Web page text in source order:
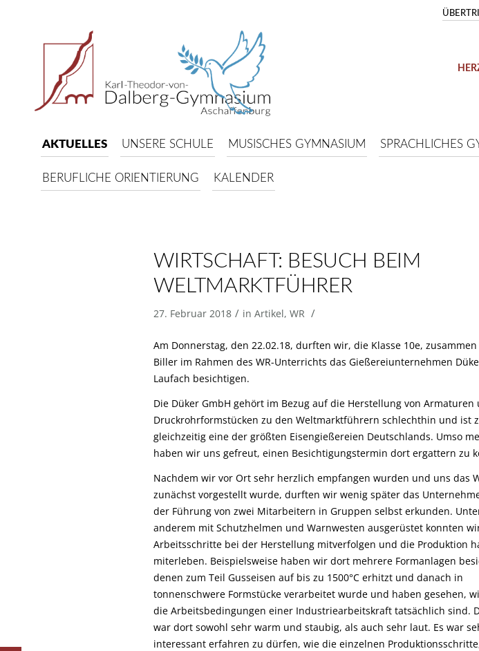
AKTUELLES UNSERE SCHULE MUSISCHES GYMNASIUM SPRACHLICHES
BERUFLICHE ORIENTIERUNG KALENDER
WIRTSCHAFT: BESUCH BEIM
WELTMARKTFÜHRER
27. Februar 2018 / in Artikel, WR /
Am Donnerstag, den 22.02.18, durften wir, die Klasse 10e,
Biller im Rahmen des WR-Unterrichts das Gießereiunternehmen
Laufach besichtigen.
Die Düker GmbH gehört im Bezug auf die Herstellung von Armaturen
Druckrohrformstücken zu den Weltmarktführern schlechthin und ist
gleichzeitig eine der größten Eisengießereien Deutschlands. Umso
haben wir uns gefreut, einen Besichtigungstermin dort ergattern zu
Nachdem wir vor Ort sehr herzlich empfangen wurden und uns das
zunächst vorgestellt wurde, durften wir wenig später das
der Führung von zwei Mitarbeitern in Gruppen selbst erkunden.
anderem mit Schutzhelmen und Warnwesten ausgerüstet konnten
Arbeitsschritte bei der Herstellung mitverfolgen und die Produktion
miterleben. Beispielsweise haben wir dort mehrere Formanlagen
denen zum Teil Gusseisen auf bis zu 1500°C erhitzt und danach in
tonnenschwere Formstücke verarbeitet wurde und haben gesehen,
die Arbeitsbedingungen einer Industriearbeitskraft tatsächlich sind.
war dort sowohl sehr warm und staubig, als auch sehr laut. Es war
interessant erfahren zu dürfen, wie die einzelnen